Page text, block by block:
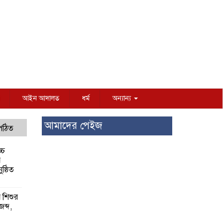
আইন আদালত ধর্ম অন্যান্য
শিশুর
আমাদের পেইজ